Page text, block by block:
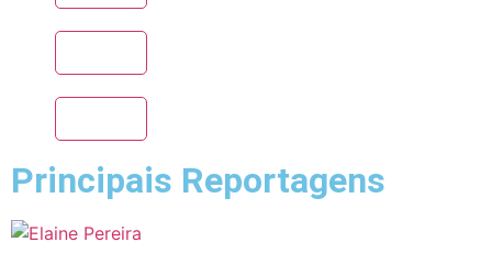
Principais Reportagens